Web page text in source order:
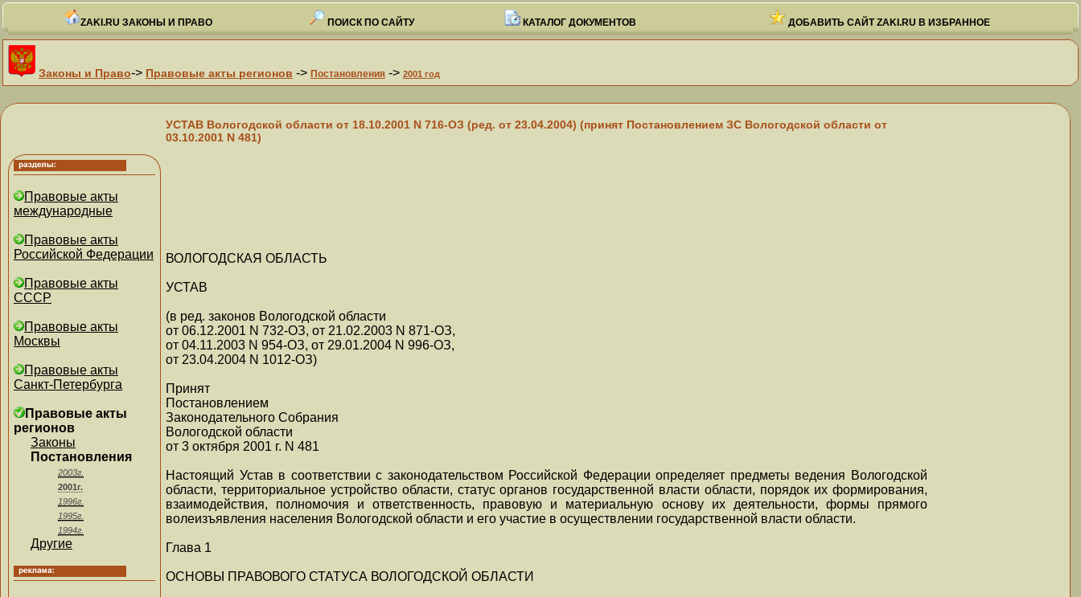
ZAKI.RU ЗАКОНЫ И ПРАВО ПОИСК ПО САЙТУ КАТАЛОГ ДОКУМЕНТОВ ДОБАВИТЬ САЙТ ZAKI.RU В ИЗБРАННОЕ
Законы и Право-> Правовые акты регионов -> Постановления -> 2001 год
Правовые акты
международные
Правовые акты
Российской Федерации
Правовые акты
СССР
Правовые акты
Москвы
Правовые акты
Санкт-Петербурга
Правовые акты
регионов
Законы
Постановления
2003г.
2001г.
1996г.
1995г.
1994г.
Другие
УСТАВ Вологодской области от 18.10.2001 N 716-ОЗ (ред. от 23.04.2004) (принят Постановлением ЗС Вологодской области от
03.10.2001 N 481)
ВОЛОГОДСКАЯ ОБЛАСТЬ
УСТАВ
(в ред. законов Вологодской области
от 06.12.2001 N 732-ОЗ, от 21.02.2003 N 871-ОЗ,
от 04.11.2003 N 954-ОЗ, от 29.01.2004 N 996-ОЗ,
от 23.04.2004 N 1012-ОЗ)
Принят
Постановлением
Законодательного Собрания
Вологодской области
от 3 октября 2001 г. N 481
Настоящий Устав в соответствии с законодательством Российской Федерации определяет предметы ведения Вологодской
области, территориальное устройство области, статус органов государственной власти области, порядок их формирования,
взаимодействия, полномочия и ответственность, правовую и материальную основу их деятельности, формы прямого
волеизъявления населения Вологодской области и его участие в осуществлении государственной власти области.
Глава 1
ОСНОВЫ ПРАВОВОГО СТАТУСА ВОЛОГОДСКОЙ ОБЛАСТИ